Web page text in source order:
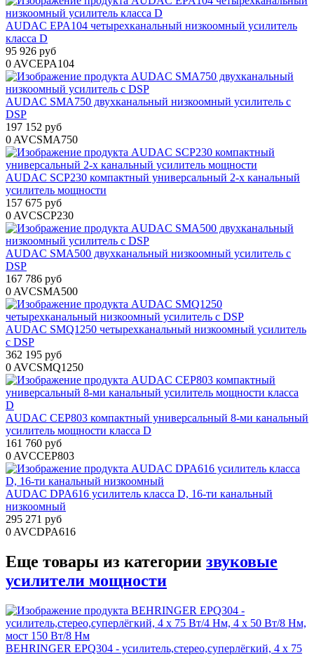
AUDAC EPA104 четырехканальный низкоомный усилитель
класса D
95 926 руб
0 AVCEPA104
AUDAC SMA750 двухканальный низкоомный усилитель с
DSP
197 152 руб
0 AVCSMA750
AUDAC SCP230 компактный универсальный 2-х канальный
усилитель мощности
157 675 руб
0 AVCSCP230
AUDAC SMA500 двухканальный низкоомный усилитель с
DSP
167 786 руб
0 AVCSMA500
AUDAC SMQ1250 четырехканальный низкоомный усилитель
с DSP
362 195 руб
0 AVCSMQ1250
AUDAC CEP803 компактный универсальный 8-ми канальный
усилитель мощности класса D
161 760 руб
0 AVCCEP803
AUDAC DPA616 усилитель класса D, 16-ти канальный
низкоомный
295 271 руб
0 AVCDPA616
Еще товары из категории звуковые
усилители мощности
BEHRINGER EPQ304 - усилитель,стерео,суперлёгкий, 4 х 75